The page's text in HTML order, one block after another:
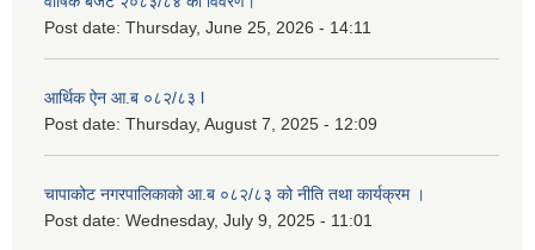
Post date: Thursday, June 25, 2026 - 14:11
आर्थिक ऐन आ.ब ०८२/८३ l
Post date: Thursday, August 7, 2025 - 12:09
चापाकोट नगरपालिकाको आ.ब ०८२/८३ को नीति तथा कार्यक्रम ।
Post date: Wednesday, July 9, 2025 - 11:01